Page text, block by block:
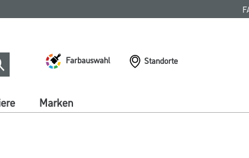
Farbauswahl
Standorte
Marken